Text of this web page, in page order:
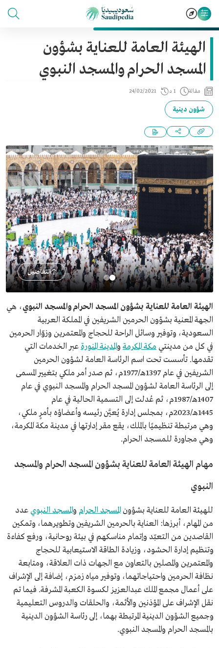
الهيئة العامة للعناية بشؤون
المسجد الحرام والمسجد النبوي
مقالة 1 د 24/02/2021
شؤون دينية
التفاصيل
الهيئة العامة للعناية بشؤون المسجد الحرام والمسجد النبوي، هي
الجهة المعنية بشؤون الحرمين الشريفين في المملكة العربية
السعودية، وتوفير وسائل الراحة للحجاج والمعتمرين وزوّار الحرمين
في كل من مدينتي مكة المكرمة والمدينة المنورة عبر الخدمات التي
تقدمها. تأسست تحت اسم الرئاسة العامة لشؤون الحرمين
الشريفين في عام 1397هـ/1977م، ثم صدر أمر ملكي بتغيير المسمى
إلى الرئاسة العامة لشؤون المسجد الحرام والمسجد النبوي في عام
1407هـ/1987م، ثم عُدلت إلى التسمية الحالية في عام
1445هـ/2023م، بمجلس إدارة يُعيَّن رئيسه وأعضاؤه بأمرٍ ملكي،
وهي مرتبطة تنظيميًا بالملك، يقع مقر إدارتها في مدينة مكة المكرمة،
وهي مجاورة للمسجد الحرام.
مهام الهيئة العامة للعناية بشؤون المسجد الحرام والمسجد
النبوي
للهيئة العامة للعناية بشؤونالمسجد الحرام والمسجد النبوي عدد
من المهام، أبرزها: العناية بالحرمين الشريفين وتطويرهما، وتمكين
القاصدين من التعبّد وإتمام مناسكهم في بيئة روحانية، ورفع كفاءة
وتنظيم إدارة الحشود، وزيادة الطاقة الاستيعابية للحجاج
والمعتمرين والمصلين بالتعاون مع الجهات ذات العلاقة، ومتابعة
نظافة الحرمين واحتياجاتهما، وتوفير مياه زمزم، إضافة إلى الإشراف
على أعمال مجمع الملك عبدالعزيز لكسوة الكعبة المشرفة. فيما تم
نقل الإشراف على المؤذنين والأئمة، والحلقات والدروس التعليمية
وجميع الشؤون الدينية المرتبطة بهما، إلى رئاسة الشؤون الدينية
بالمسجد الحرام والمسجد النبوي.